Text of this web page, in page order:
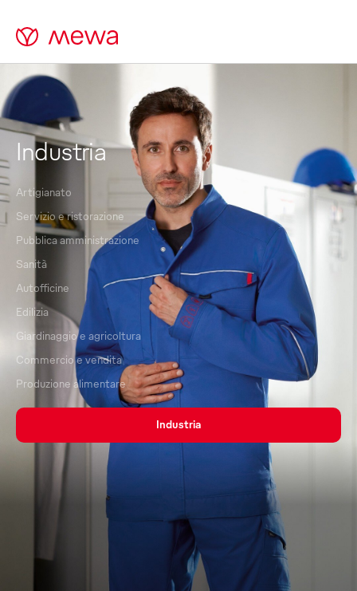
Industria
Artigianato
Servizio e ristorazione
Pubblica amministrazione
Sanità
Autofficine
Edilizia
Giardinaggio e agricoltura
Commercio e vendita
Produzione alimentare
Industria
I nostri prodotti per il Vostro